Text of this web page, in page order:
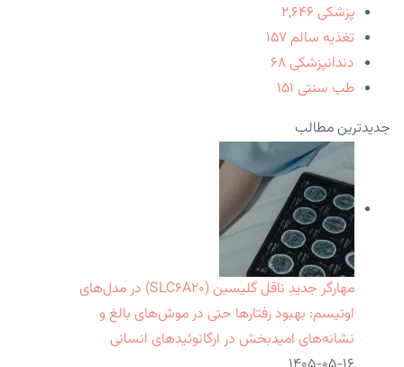
پزشکی ۲,۶۴۶
تغذیه سالم ۱۵۷
دندانپزشکی ۶۸
طب سنتی ۱۵۱
جدیدترین مطالب
مهارگر جدیدِ ناقل گلیسین (SLC۶A۲۰) در مدل‌های
اوتیسم: بهبود رفتارها حتی در موش‌های بالغ و
نشانه‌های امیدبخش در ارگانوئیدهای انسانی